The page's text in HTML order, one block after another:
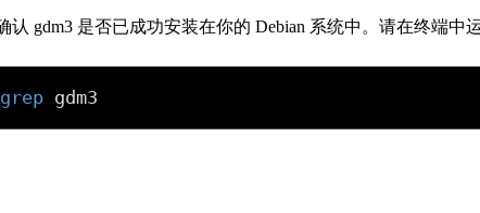
3366834
5679593
8442105
认 gdm3 是否已成功安装在你的 Debian 系统中。请在终端中
grep gdm3